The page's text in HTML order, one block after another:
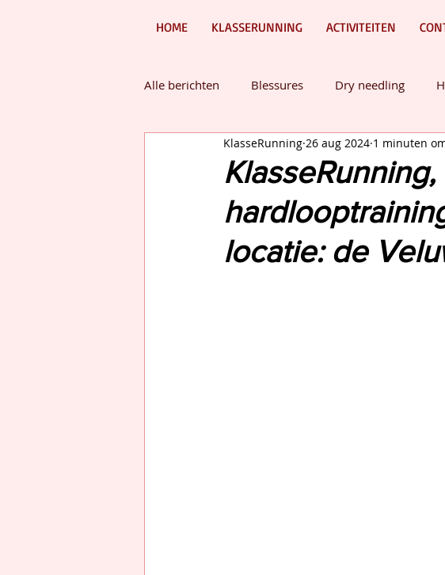
HOME KLASSERUNNING ACTIVITEITEN
Alle berichten Blessures Dry needling
Overige interessante items! Mindset
locatie: de
KlasseRunning 26 aug 2024 1 minuten